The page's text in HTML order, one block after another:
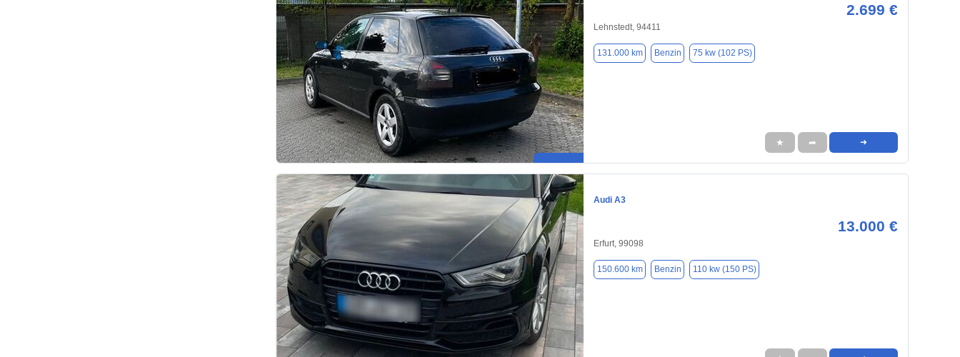
2.699 €
Lehnstedt, 94411
131.000 km Benzin 75 kw (102 PS)
★ ➦ ➜
Audi A3
13.000 €
Erfurt, 99098
150.600 km Benzin 110 kw (150 PS)